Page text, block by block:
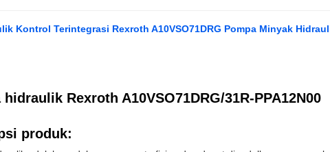
Kontrol Terintegrasi Rexroth A10VSO71DRG Pompa Minyak
hidraulik Rexroth A10VSO71DRG/31R-PPA12N00
produk: